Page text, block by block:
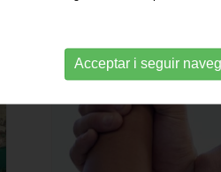
Acceptar i seguir